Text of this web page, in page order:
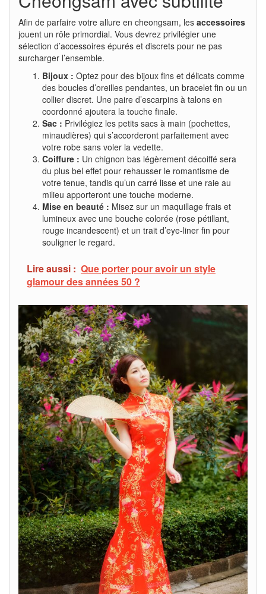
Afin de parfaire votre allure en cheongsam, les accessoires
jouent un rôle primordial. Vous devrez privilégier une
sélection d’accessoires épurés et discrets pour ne pas
surcharger l’ensemble.
Bijoux : Optez pour des bijoux fins et délicats comme
des boucles d’oreilles pendantes, un bracelet fin ou un
collier discret. Une paire d’escarpins à talons en
coordonné ajoutera la touche finale.
Sac : Privilégiez les petits sacs à main (pochettes,
minaudières) qui s’accorderont parfaitement avec
votre robe sans voler la vedette.
Coiffure : Un chignon bas légèrement décoiffé sera
du plus bel effet pour rehausser le romantisme de
votre tenue, tandis qu’un carré lisse et une raie au
milieu apporteront une touche moderne.
Mise en beauté : Misez sur un maquillage frais et
lumineux avec une bouche colorée (rose pétillant,
rouge incandescent) et un trait d’eye-liner fin pour
souligner le regard.
Lire aussi : Que porter pour avoir un style
glamour des années 50 ?